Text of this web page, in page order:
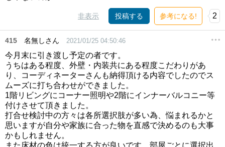
非表示 投稿する 参考になる! 2
415 名無しさん 2021/01/25 04:50:46
今月末に引き渡し予定の者です。
うちはある程度、外壁・内装共にある程度こだわりがあ
り、コーディネーターさんも納得頂ける内容でしたのでス
ムーズに打ち合わせができました。
1階リビングにコーナー照明や2階にインナーバルコニー等
付けさせて頂きました。
打合せ検討中の方々は各所選択肢が多い為、悩まれるかと
思いますが自分や家族に合った物を直感で決めるのも大事
かもしれません。
また床材の色は統一する方が良いです。部屋ごとに選択出